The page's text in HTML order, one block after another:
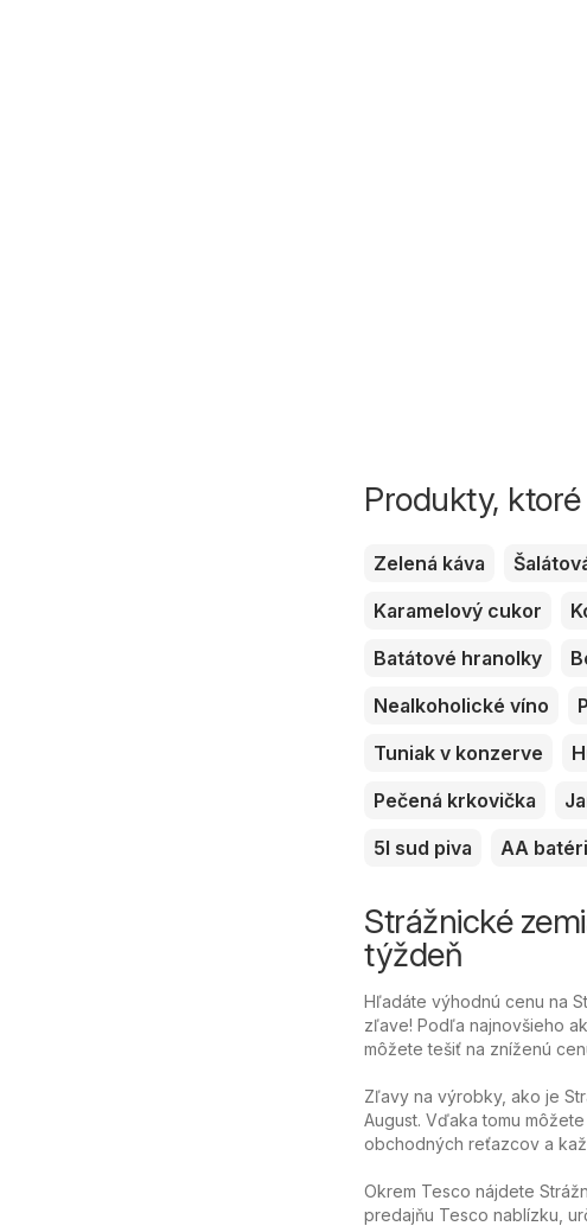
Produkty,
Zelená káva
Karamelový cukor
Batátové hranolky
Nealkoholické víno
Tuniak v konzerve
Pečená krkovička
5l sud piva
AA
Strážnické
týždeň
Hľadáte výhodnú cenu na
zľave! Podľa najnovšieho
môžete tešiť na zníženú
Zľavy na výrobky, ako je
August. Vďaka tomu
obchodných reťazcov a
Okrem Tesco nájdete
predajňu Tesco nablízku,